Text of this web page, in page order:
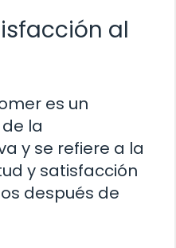
al
es un
la
y se refiere a la
y satisfacción
después de